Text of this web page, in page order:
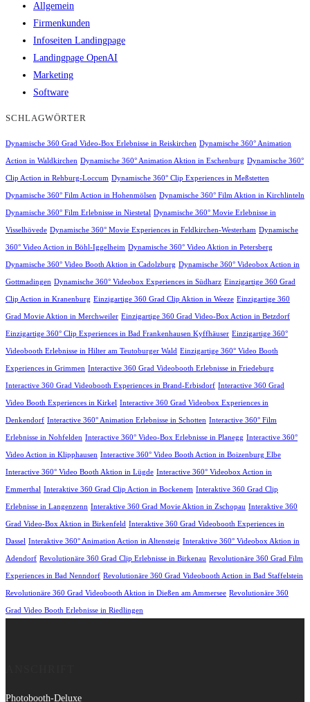
Allgemein
Firmenkunden
Infoseiten Landingpage
Landingpage OpenAI
Marketing
Software
SCHLAGWÖRTER
Dynamische 360 Grad Video-Box Erlebnisse in Reiskirchen Dynamische 360° Animation
Action in Waldkirchen Dynamische 360° Animation Aktion in Eschenburg Dynamische 360°
Clip Action in Rehburg-Loccum Dynamische 360° Clip Experiences in Meßstetten
Dynamische 360° Film Action in Hohenmölsen Dynamische 360° Film Aktion in Kirchlinteln
Dynamische 360° Film Erlebnisse in Niestetal Dynamische 360° Movie Erlebnisse in
Visselhövede Dynamische 360° Movie Experiences in Feldkirchen-Westerham Dynamische
360° Video Action in Böhl-Iggelheim Dynamische 360° Video Aktion in Petersberg
Dynamische 360° Video Booth Aktion in Cadolzburg Dynamische 360° Videobox Action in
Gottmadingen Dynamische 360° Videobox Experiences in Südharz Einzigartige 360 Grad
Clip Action in Kranenburg Einzigartige 360 Grad Clip Aktion in Weeze Einzigartige 360
Grad Movie Aktion in Merchweiler Einzigartige 360 Grad Video-Box Action in Betzdorf
Einzigartige 360° Clip Experiences in Bad Frankenhausen Kyffhäuser Einzigartige 360°
Videobooth Erlebnisse in Hilter am Teutoburger Wald Einzigartige 360° Video Booth
Experiences in Grimmen Interactive 360 Grad Videobooth Erlebnisse in Friedeburg
Interactive 360 Grad Videobooth Experiences in Brand-Erbisdorf Interactive 360 Grad
Video Booth Experiences in Kirkel Interactive 360 Grad Videobox Experiences in
Denkendorf Interactive 360° Animation Erlebnisse in Schotten Interactive 360° Film
Erlebnisse in Nohfelden Interactive 360° Video-Box Erlebnisse in Planegg Interactive 360°
Video Action in Klipphausen Interactive 360° Video Booth Action in Boizenburg Elbe
Interactive 360° Video Booth Aktion in Lügde Interactive 360° Videobox Action in
Emmerthal Interaktive 360 Grad Clip Action in Bockenem Interaktive 360 Grad Clip
Erlebnisse in Langenzenn Interaktive 360 Grad Movie Aktion in Zschopau Interaktive 360
Grad Video-Box Aktion in Birkenfeld Interaktive 360 Grad Videobooth Experiences in
Dassel Interaktive 360° Animation Action in Altensteig Interaktive 360° Videobox Aktion in
Adendorf Revolutionäre 360 Grad Clip Erlebnisse in Birkenau Revolutionäre 360 Grad Film
Experiences in Bad Nenndorf Revolutionäre 360 Grad Videobooth Action in Bad Staffelstein
Revolutionäre 360 Grad Videobooth Aktion in Dießen am Ammersee Revolutionäre 360
Grad Video Booth Erlebnisse in Riedlingen
Photobooth-Deluxe